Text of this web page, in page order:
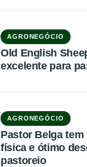
AGRONEGÓCIO
Old English
excelente para
AGRONEGÓCIO
Pastor Belga
física e ótimo
pastoreio